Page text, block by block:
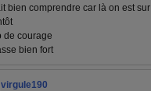
bien comprendre car là on est
de courage
bien fort
virgule190